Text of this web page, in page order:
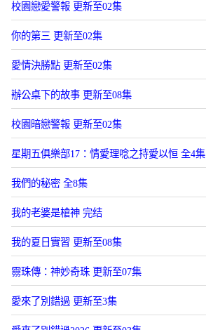
校園戀愛警報 更新至02集
你的第三 更新至02集
愛情決勝點 更新至02集
辦公桌下的故事 更新至08集
校園暗戀警報 更新至02集
星期五俱樂部17：情愛理唸之持愛以恒 全4集
我們的秘密 全8集
我的老婆是槍神 完结
我的夏日實習 更新至08集
霛珠傳：神妙奇珠 更新至07集
愛來了別錯過 更新至3集